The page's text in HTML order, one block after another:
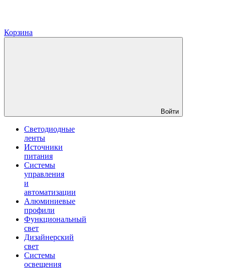
Корзина
Войти
Светодиодные
ленты
Источники
питания
Системы
управления
и
автоматизации
Алюминиевые
профили
Функциональный
свет
Дизайнерский
свет
Системы
освещения